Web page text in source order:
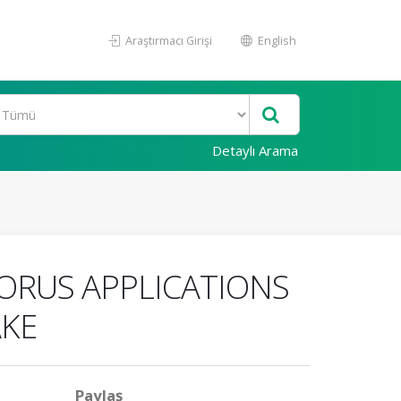
Araştırmacı Girişi English
Detaylı Arama
APPLICATIONS
Paylaş